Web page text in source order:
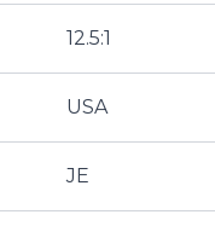
12.5:1
USA
JE